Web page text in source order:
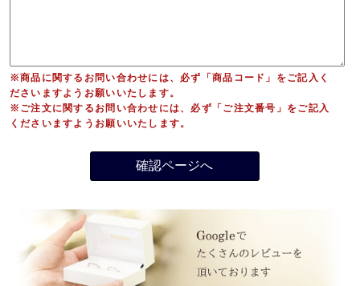
※商品に関するお問い合わせには、必ず「商品コード」をご記入く
ださいますようお願いいたします。
※ご注文に関するお問い合わせには、必ず「ご注文番号」をご記入
くださいますようお願いいたします。